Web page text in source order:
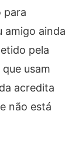
para
amigo ainda
pela
usam
acredita
não está